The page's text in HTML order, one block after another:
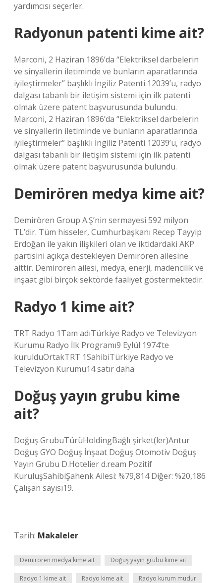
yardımcısı seçerler.
Radyonun patenti kime ait?
Marconi, 2 Haziran 1896’da “Elektriksel darbelerin
ve sinyallerin iletiminde ve bunların aparatlarında
iyileştirmeler” başlıklı İngiliz Patenti 12039’u, radyo
dalgası tabanlı bir iletişim sistemi için ilk patenti
olmak üzere patent başvurusunda bulundu.
Marconi, 2 Haziran 1896’da “Elektriksel darbelerin
ve sinyallerin iletiminde ve bunların aparatlarında
iyileştirmeler” başlıklı İngiliz Patenti 12039’u, radyo
dalgası tabanlı bir iletişim sistemi için ilk patenti
olmak üzere patent başvurusunda bulundu.
Demirören medya kime ait?
Demirören Group A.Ş’nin sermayesi 592 milyon
TL’dir. Tüm hisseler, Cumhurbaşkanı Recep Tayyip
Erdoğan ile yakın ilişkileri olan ve iktidardaki AKP
partisini açıkça destekleyen Demirören ailesine
aittir. Demirören ailesi, medya, enerji, madencilik ve
inşaat gibi birçok sektörde faaliyet göstermektedir.
Radyo 1 kime ait?
TRT Radyo 1Tam adıTürkiye Radyo ve Televizyon
Kurumu Radyo İlk Programı9 Eylül 1974’te
kurulduOrtakTRT 1SahibiTürkiye Radyo ve
Televizyon Kurumu14 satır daha
Doğuş yayın grubu kime
ait?
Doğuş GrubuTürüHoldingBağlı şirket(ler)Antur
Doğuş GYO Doğuş İnşaat Doğuş Otomotiv Doğuş
Yayın Grubu D.Hotelier d.ream Pozitif
KuruluşSahibiŞahenk Ailesi: %79,814 Diğer: %20,186
Çalışan sayısı19.
Tarih: Makaleler
Demirören medya kime ait Doğuş yayın grubu kime ait
Radyo 1 kime ait Radyo kime ait Radyo kurum mudur